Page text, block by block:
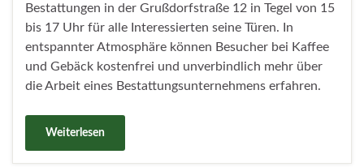
Bestattungen in der Grußdorfstraße 12 in Tegel von 15
bis 17 Uhr für alle Interessierten seine Türen. In
entspannter Atmosphäre können Besucher bei Kaffee
und Gebäck kostenfrei und unverbindlich mehr über
die Arbeit eines Bestattungsunternehmens erfahren.
Weiterlesen